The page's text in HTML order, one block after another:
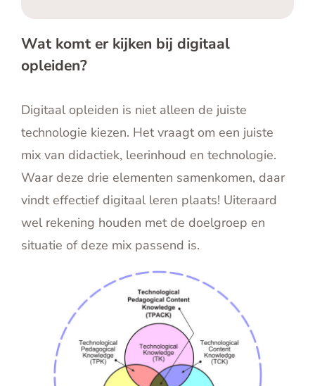
Wat komt er kijken bij digitaal
opleiden?
Digitaal opleiden is niet alleen de juiste
technologie kiezen. Het vraagt om een juiste
mix van didactiek, leerinhoud en technologie.
Waar deze drie elementen samenkomen, daar
vindt effectief digitaal leren plaats! Uiteraard
wel rekening houden met de doelgroep en
situatie of deze mix passend is.